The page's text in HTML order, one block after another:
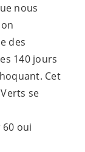
nous
des
140 jours
Cet
se
oui